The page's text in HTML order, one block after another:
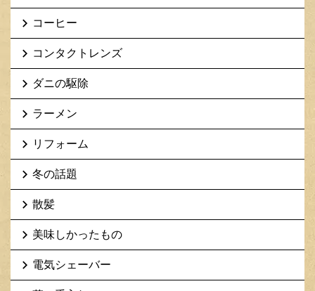
コーヒー
コンタクトレンズ
ダニの駆除
ラーメン
リフォーム
冬の話題
散髪
美味しかったもの
電気シェーバー